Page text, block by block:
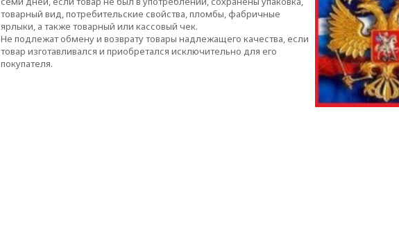
товарный вид, потребительские свойства, пломбы, фабричные
ярлыки, а также товарный или кассовый чек.
Не подлежат обмену и возврату товары надлежащего качества, если
товар изготавливался и приобретался исключительно для его
покупателя.